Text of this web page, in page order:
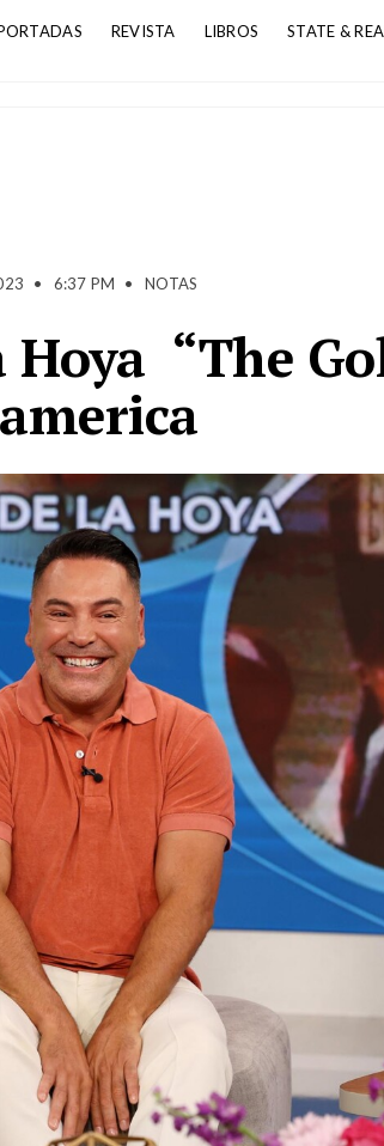
REVISTA LIBROS STATE &
• 6:37 PM • NOTAS
Hoya “The